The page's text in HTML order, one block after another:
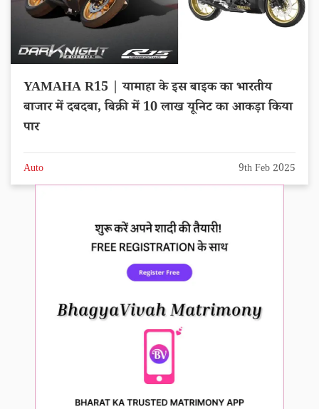
YAMAHA R15 | यामाहा के इस बाइक का भारतीय
बाजार में दबदबा, बिक्री में 10 लाख यूनिट का आकड़ा किया
पार
Auto 9th Feb 2025